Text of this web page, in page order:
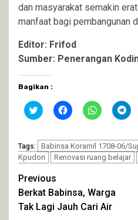
dan masyarakat semakin
manfaat bagi pembangunan
Editor: Frifod
Sumber: Penerangan
Bagikan :
Klik
untuk
Twitter(Membuka
di
jendela
yang
Klik
untuk
di
jendela
yang
Klik
untuk
di
jendela
yang
Klik
di
Tags: Babinsa Koramil 1708-06/
Kpudori
Renovasi ruang belajar
Continue
Reading
Previous
Berkat Babinsa, Warga
Tak Lagi Jauh Cari Air